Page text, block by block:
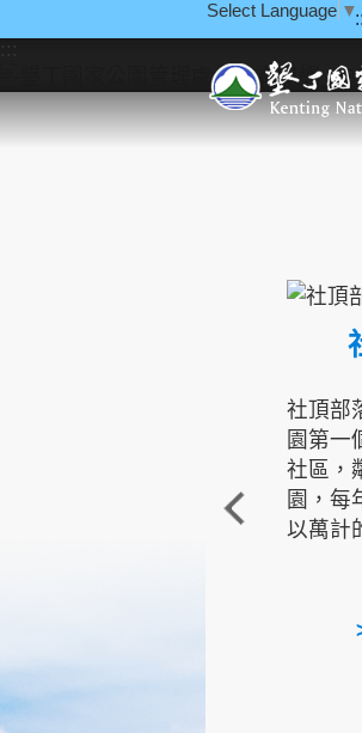
Select Language ▼
:::
社頂部
園第一
社區，
園，每
以萬計